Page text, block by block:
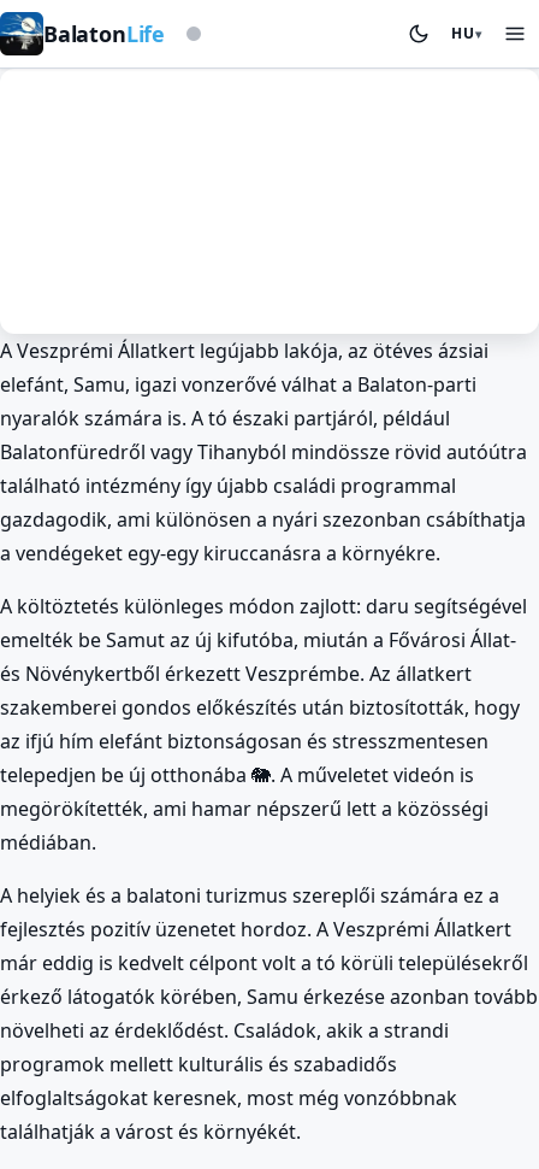
BalatonLife Viharjelző alapon HU▾
Hírek Tavasz a Balatonnál
Miért kellett daru Samu elefántnak
a veszprémi állatkertben? 🐘
BalatonLife 2026. May 21.
A Veszprémi Állatkert legújabb lakója, az ötéves ázsiai
elefánt, Samu, igazi vonzerővé válhat a Balaton-parti
nyaralók számára is. A tó északi partjáról, például
Balatonfüredről vagy Tihanyból mindössze rövid autóútra
található intézmény így újabb családi programmal
gazdagodik, ami különösen a nyári szezonban csábíthatja
a vendégeket egy-egy kiruccanásra a környékre.
A költöztetés különleges módon zajlott: daru segítségével
emelték be Samut az új kifutóba, miután a Fővárosi Állat-
és Növénykertből érkezett Veszprémbe. Az állatkert
szakemberei gondos előkészítés után biztosították, hogy
az ifjú hím elefánt biztonságosan és stresszmentesen
telepedjen be új otthonába 🐘. A műveletet videón is
megörökítették, ami hamar népszerű lett a közösségi
médiában.
A helyiek és a balatoni turizmus szereplői számára ez a
fejlesztés pozitív üzenetet hordoz. A Veszprémi Állatkert
már eddig is kedvelt célpont volt a tó körüli településekről
érkező látogatók körében, Samu érkezése azonban tovább
növelheti az érdeklődést. Családok, akik a strandi
programok mellett kulturális és szabadidős
elfoglaltságokat keresnek, most még vonzóbbnak
találhatják a várost és környékét.